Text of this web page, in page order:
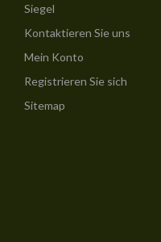
Siegel
Kontaktieren Sie uns
Mein Konto
Registrieren Sie sich
Sitemap